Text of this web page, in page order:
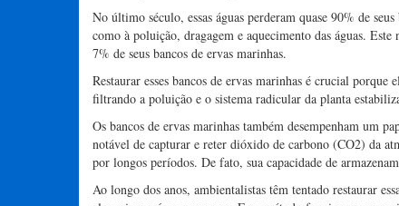
No último século, essas águas perderam quase 90% de
como à poluição, dragagem e aquecimento das águas.
7% de seus bancos de ervas marinhas.
Restaurar esses bancos de ervas marinhas é crucial
filtrando a poluição e o sistema radicular da planta
Os bancos de ervas marinhas também desempenham um
notável de capturar e reter dióxido de carbono (CO2) da
por longos períodos. De fato, sua capacidade de
Ao longo dos anos, ambientalistas têm tentado restaurar